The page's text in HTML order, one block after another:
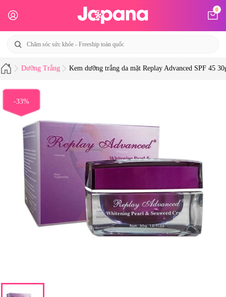
0
Dưỡng Trắng Kem dưỡng trắng da mặt Replay Advanced SPF 45
-33%